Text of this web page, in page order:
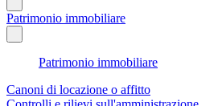
Patrimonio immobiliare
Patrimonio immobiliare
Canoni di locazione o affitto